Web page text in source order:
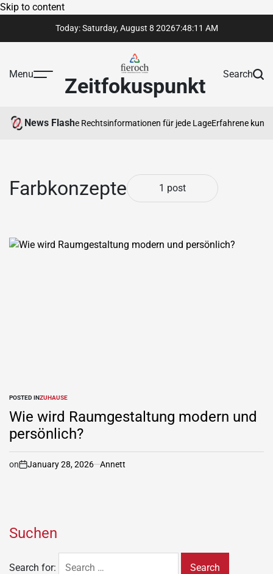
Skip to content
Today: Saturday, August 8 20267:48:11 AM
Menu Zeitfokuspunkt Search
News Flash
Vertrauenswürdige Rechtsinformationen für jede LageErfahrene
Farbkonzepte 1 post
POSTED INZUHAUSE
Wie wird Raumgestaltung modern und
persönlich?
on January 28, 2026 Annett
Suchen
Search for: